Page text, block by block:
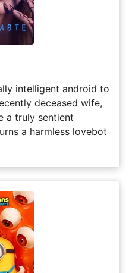
intelligent android to
deceased wife,
a truly sentient
a harmless lovebot